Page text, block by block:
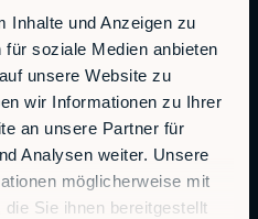
Inhalte und Anzeigen zu
soziale Medien anbieten
unsere Website zu
wir Informationen zu Ihrer
an unsere Partner für
Analysen weiter. Unsere
möglicherweise mit
Sie ihnen bereitgestellt